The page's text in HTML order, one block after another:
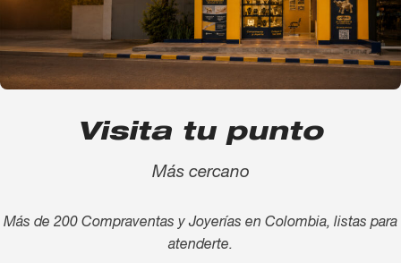
Visita tu punto
Más cercano
Más de 200 Compraventas y Joyerías en Colombia, listas para
atenderte.